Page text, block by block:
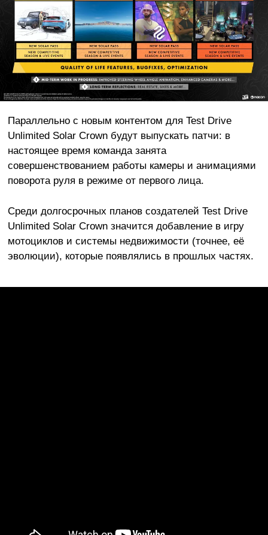
Параллельно с новым контентом для Test Drive
Unlimited Solar Crown будут выпускать патчи: в
настоящее время команда занята
совершенствованием работы камеры и анимациями
поворота руля в режиме от первого лица.
Среди долгосрочных планов создателей Test Drive
Unlimited Solar Crown значится добавление в игру
мотоциклов и системы недвижимости (точнее, её
эволюции), которые появлялись в прошлых частях.